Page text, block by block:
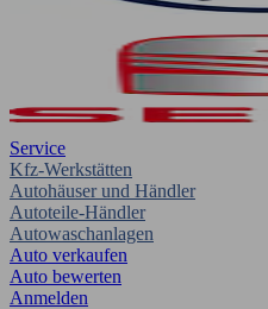
Service
Kfz-Werkstätten
Autohäuser und Händler
Autoteile-Händler
Autowaschanlagen
Auto verkaufen
Auto bewerten
Anmelden